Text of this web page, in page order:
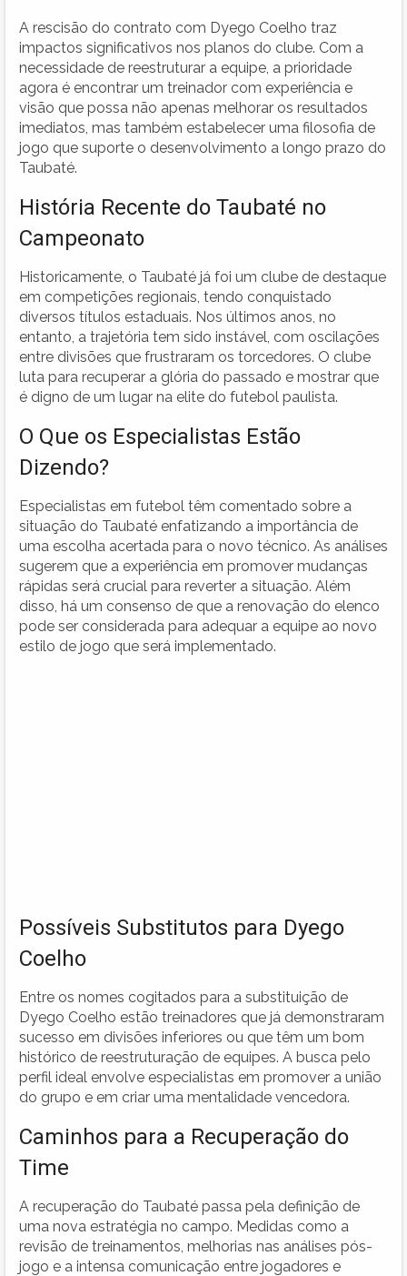
A rescisão do contrato com Dyego Coelho traz
impactos significativos nos planos do clube. Com a
necessidade de reestruturar a equipe, a prioridade
agora é encontrar um treinador com experiência e
visão que possa não apenas melhorar os resultados
imediatos, mas também estabelecer uma filosofia de
jogo que suporte o desenvolvimento a longo prazo do
Taubaté.
História Recente do Taubaté no
Campeonato
Historicamente, o Taubaté já foi um clube de destaque
em competições regionais, tendo conquistado
diversos títulos estaduais. Nos últimos anos, no
entanto, a trajetória tem sido instável, com oscilações
entre divisões que frustraram os torcedores. O clube
luta para recuperar a glória do passado e mostrar que
é digno de um lugar na elite do futebol paulista.
O Que os Especialistas Estão
Dizendo?
Especialistas em futebol têm comentado sobre a
situação do Taubaté enfatizando a importância de
uma escolha acertada para o novo técnico. As análises
sugerem que a experiência em promover mudanças
rápidas será crucial para reverter a situação. Além
disso, há um consenso de que a renovação do elenco
pode ser considerada para adequar a equipe ao novo
estilo de jogo que será implementado.
Possíveis Substitutos para Dyego
Coelho
Entre os nomes cogitados para a substituição de
Dyego Coelho estão treinadores que já demonstraram
sucesso em divisões inferiores ou que têm um bom
histórico de reestruturação de equipes. A busca pelo
perfil ideal envolve especialistas em promover a união
do grupo e em criar uma mentalidade vencedora.
Caminhos para a Recuperação do
Time
A recuperação do Taubaté passa pela definição de
uma nova estratégia no campo. Medidas como a
revisão de treinamentos, melhorias nas análises pós-
jogo e a intensa comunicação entre jogadores e